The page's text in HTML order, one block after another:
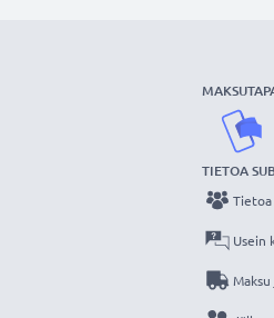
TIETOA
Usein